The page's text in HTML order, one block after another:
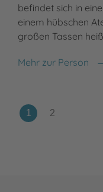
befindet sich in
einem hübschen
großen Tassen
Mehr zur Person
Sarah Warburton